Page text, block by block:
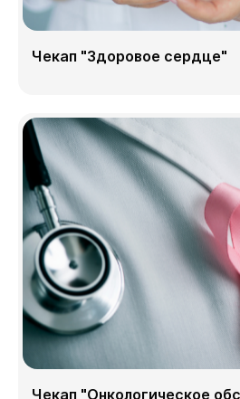
Чекап "Здоровое сердце"
Чекап "Онкологическое